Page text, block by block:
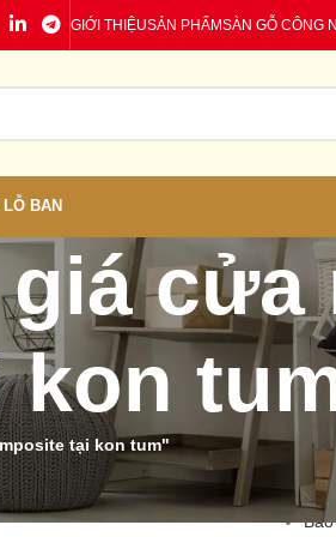
GIỚI THIỆUSẢN PHẨMSÀN GỖ CÔNG
BAN
cửa
kon
tại kon tum"